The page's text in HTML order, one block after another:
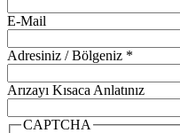
E-Mail
Adresiniz / Bölgeniz *
Arızayı Kısaca Anlatınız
CAPTCHA